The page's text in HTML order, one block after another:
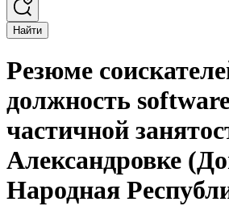
Найти
Резюме
должность
частичной
Александровке
Народная